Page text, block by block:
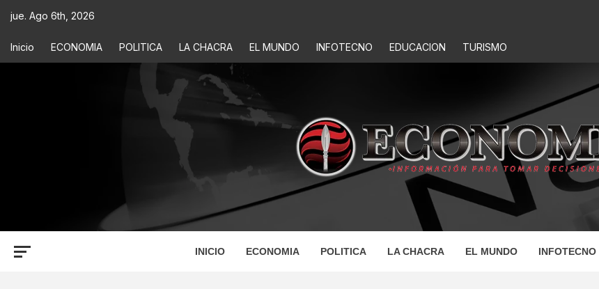
jue. Ago 6th, 2026
Inicio ECONOMIA POLITICA LA CHACRA EL MUNDO INFOTECNO EDUCACION TURISMO
ECONOMIS
INICIO ECONOMIA POLITICA LA CHACRA EL MUNDO INFOTECNO